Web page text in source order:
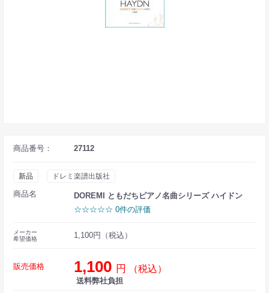
商品番号： 27112
新品 ドレミ楽譜出版社
商品名
DOREMI ともだちピアノ名曲シリーズ ハイドン
☆☆☆☆☆ 0件の評価
メーカー
希望価格
1,100円（税込）
販売価格 1,100 円 （税込）
送料弊社負担